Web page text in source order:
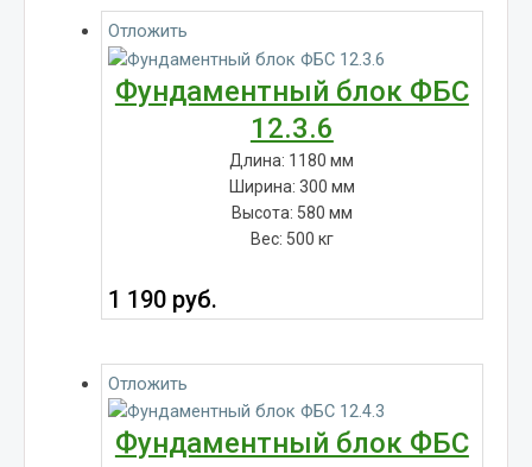
Отложить
Фундаментный блок ФБС
12.3.6
Длина: 1180 мм
Ширина: 300 мм
Высота: 580 мм
Вес: 500 кг
1 190 руб.
Отложить
Фундаментный блок ФБС